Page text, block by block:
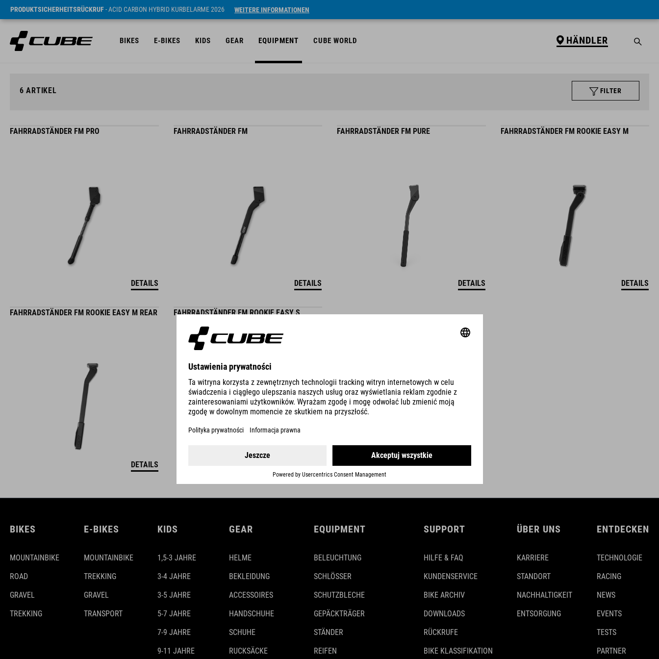
PRODUKTSICHERHEITSRÜCKRUF- ACID CARBON HYBRID KURBELARME 2026 WEITERE INFORMATIONEN
BIKES E-BIKES KIDS GEAR EQUIPMENT CUBE WORLD HÄNDLER
6 ARTIKEL FILTER
FAHRRADSTÄNDER FM PRO
DETAILS
FAHRRADSTÄNDER FM
DETAILS
FAHRRADSTÄNDER FM PURE
DETAILS
FAHRRADSTÄNDER FM ROOKIE EASY M
DETAILS
FAHRRADSTÄNDER FM ROOKIE EASY M REAR
DETAILS
FAHRRADSTÄNDER FM ROOKIE EASY S
BIKES
MOUNTAINBIKE
ROAD
GRAVEL
TREKKING
E-BIKES
MOUNTAINBIKE
TREKKING
GRAVEL
TRANSPORT
KIDS
1,5-3 JAHRE
3-4 JAHRE
3-5 JAHRE
5-7 JAHRE
7-9 JAHRE
9-11 JAHRE
GEAR
HELME
BEKLEIDUNG
ACCESSOIRES
HANDSCHUHE
SCHUHE
RUCKSÄCKE
EQUIPMENT
BELEUCHTUNG
SCHLÖSSER
SCHUTZBLECHE
GEPÄCKTRÄGER
STÄNDER
REIFEN
SUPPORT
HILFE & FAQ
KUNDENSERVICE
BIKE ARCHIV
DOWNLOADS
RÜCKRUFE
BIKE KLASSIFIKATION
ÜBER UNS
KARRIERE
STANDORT
NACHHALTIGKEIT
ENTSORGUNG
ENTDECKEN
TECHNOLOGIE
RACING
NEWS
EVENTS
TESTS
PARTNER